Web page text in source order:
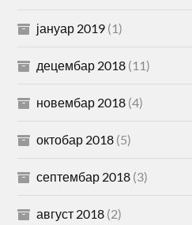
јануар 2019 (1)
децембар 2018 (11)
новембар 2018 (4)
октобар 2018 (5)
септембар 2018 (3)
август 2018 (2)